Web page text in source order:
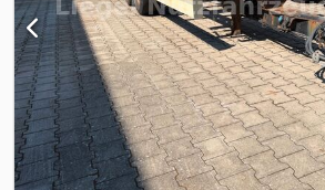
Finanzierung direkt bei uns im Hause
NUTZFAHRZEUGE GMBH Wir sprechen:
Polnisch, Ukrainisch, Russisch, Bulgarisch.